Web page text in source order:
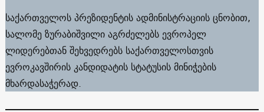
საქართველოს პრეზიდენტის ადმინისტრაციის ცნობით,
სალომე ზურაბიშვილი აგრძელებს ევროპელ
ლიდერებთან შეხვედრებს საქართველოსთვის
ევროკავშირის კანდიდატის სტატუსის მინიჭების
მხარდასაჭერად.